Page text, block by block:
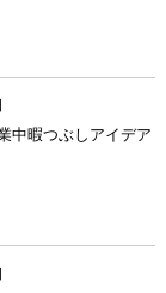
中暇つぶしアイデア